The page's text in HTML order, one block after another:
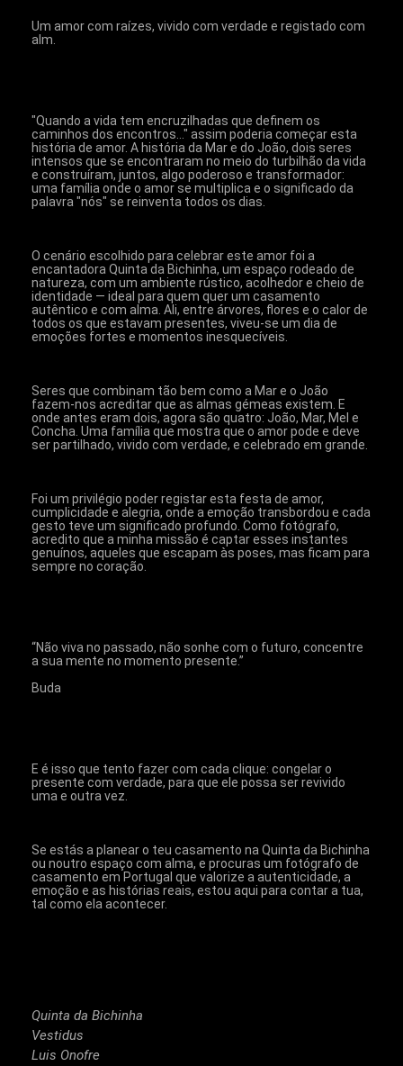
Um amor com raízes, vivido com verdade e registado com
alm.
"Quando a vida tem encruzilhadas que definem os
caminhos dos encontros..." assim poderia começar esta
história de amor. A história da Mar e do João, dois seres
intensos que se encontraram no meio do turbilhão da vida
e construíram, juntos, algo poderoso e transformador:
uma família onde o amor se multiplica e o significado da
palavra "nós" se reinventa todos os dias.
O cenário escolhido para celebrar este amor foi a
encantadora Quinta da Bichinha, um espaço rodeado de
natureza, com um ambiente rústico, acolhedor e cheio de
identidade — ideal para quem quer um casamento
autêntico e com alma. Ali, entre árvores, flores e o calor de
todos os que estavam presentes, viveu-se um dia de
emoções fortes e momentos inesquecíveis.
Seres que combinam tão bem como a Mar e o João
fazem-nos acreditar que as almas gémeas existem. E
onde antes eram dois, agora são quatro: João, Mar, Mel e
Concha. Uma família que mostra que o amor pode e deve
ser partilhado, vivido com verdade, e celebrado em grande.
Foi um privilégio poder registar esta festa de amor,
cumplicidade e alegria, onde a emoção transbordou e cada
gesto teve um significado profundo. Como fotógrafo,
acredito que a minha missão é captar esses instantes
genuínos, aqueles que escapam às poses, mas ficam para
sempre no coração.
“Não viva no passado, não sonhe com o futuro, concentre
a sua mente no momento presente.”
Buda
E é isso que tento fazer com cada clique: congelar o
presente com verdade, para que ele possa ser revivido
uma e outra vez.
Se estás a planear o teu casamento na Quinta da Bichinha
ou noutro espaço com alma, e procuras um fotógrafo de
casamento em Portugal que valorize a autenticidade, a
emoção e as histórias reais, estou aqui para contar a tua,
tal como ela acontecer.
Quinta da Bichinha
Vestidus
Luis Onofre